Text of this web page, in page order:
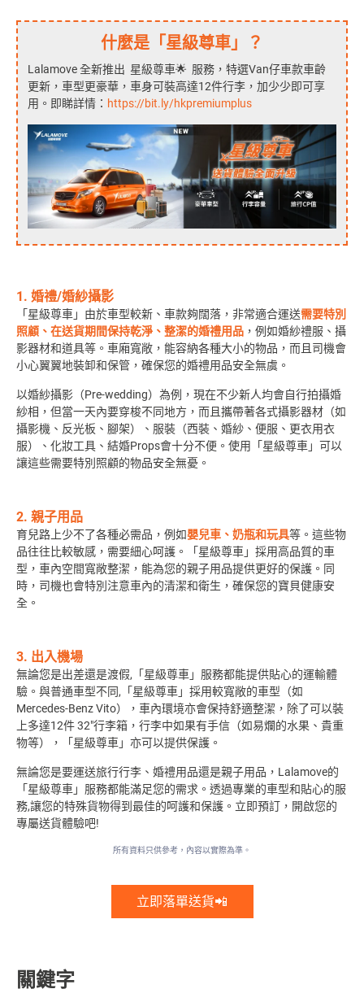
什麼是「星級尊車」？
Lalamove 全新推出 星級尊車🌟 服務，特選Van仔車款車齡
更新，車型更豪華，車身可裝高達12件行李，加少少即可享
用。即睇詳情： https://bit.ly/hkpremiumplus
1. 婚禮/婚紗攝影
「星級尊車」由於車型較新、車款夠闊落，非常適合運送需要特別
照顧、在送貨期間保持乾淨、整潔的婚禮用品 ，例如婚紗禮服、攝
影器材和道具等。車廂寬敞，能容納各種大小的物品，而且司機會
小心翼翼地裝卸和保管，確保您的婚禮用品安全無虞。
以婚紗攝影（Pre-wedding）為例，現在不少新人均會自行拍攝婚
紗相，但當一天內要穿梭不同地方，而且攜帶著各式攝影器材（如
攝影機、反光板、腳架）、服裝（西裝、婚紗、便服、更衣用衣
服）、化妝工具、結婚Props會十分不便。使用「星級尊車」可以
讓這些需要特別照顧的物品安全無憂。
2. 親子用品
育兒路上少不了各種必需品，例如嬰兒車、奶瓶和玩具等。這些物
品往往比較敏感，需要細心呵護。「星級尊車」採用高品質的車
型，車內空間寬敞整潔，能為您的親子用品提供更好的保護。同
時，司機也會特別注意車內的清潔和衛生，確保您的寶貝健康安
全。
3. 出入機場
無論您是出差還是渡假,「星級尊車」服務都能提供貼心的運輸體
驗。與普通車型不同,「星級尊車」採用較寬敞的車型（如
Mercedes-Benz Vito）
，車內環境亦會保持舒適整潔，除了可以裝
上多達12件 32"行李箱，行李中如果有手信（如易爛的水果、貴重
物等），「星級尊車」亦可以提供保護。
無論您是要運送旅行行李、婚禮用品還是親子用品，Lalamove的
「星級尊車」服務都能滿足您的需求。透過專業的車型和貼心的服
務,讓您的特殊貨物得到最佳的呵護和保護。立即預訂，開啟您的
專屬送貨體驗吧!
所有資料只供參考，內容以實際為準。
立即落單送貨📲
關鍵字